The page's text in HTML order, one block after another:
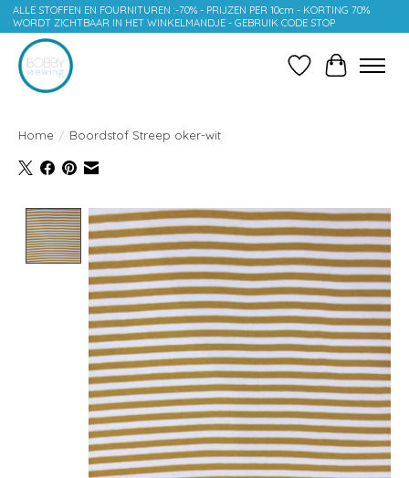
ALLE STOFFEN EN FOURNITUREN :-70% - PRIJZEN PER 10cm - KORTING 70%
WORDT ZICHTBAAR IN HET WINKELMANDJE - GEBRUIK CODE STOP
Verlanglijst
Home / Boordstof Streep oker-wit
Product image slideshow Items